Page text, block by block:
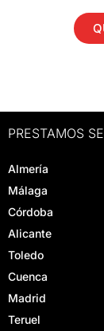
PRESTAMOS
Almería
Málaga
Córdoba
Alicante
Toledo
Cuenca
Madrid
Teruel